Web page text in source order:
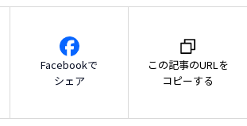
Facebookで
シェア
この記事のURLを
コピーする